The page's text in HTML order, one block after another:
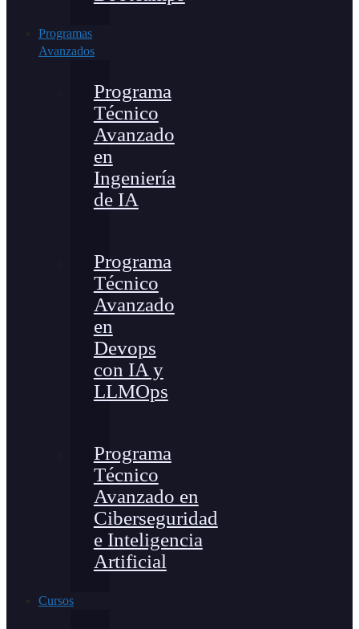
Programas
Avanzados
Programa
Técnico
Avanzado
en
Ingeniería
de IA
Programa
Técnico
Avanzado
en
Devops
con IA y
LLMOps
Programa
Técnico
Avanzado en
Ciberseguridad
e Inteligencia
Artificial
Cursos